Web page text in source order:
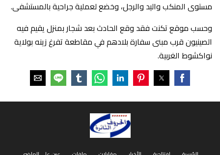
مستوى المنكب واليد والرجل، وخضع لعملية جراحية بالمستشفى.
وحسب موقع تكنت فقد وقع الحادث بعد شجار بمنزل يقيم فيه
الصينيون قرب مبنى سفارة بلادهم في مقاطعة تفرغ زينه بولاية
نواكشوط الغربية.